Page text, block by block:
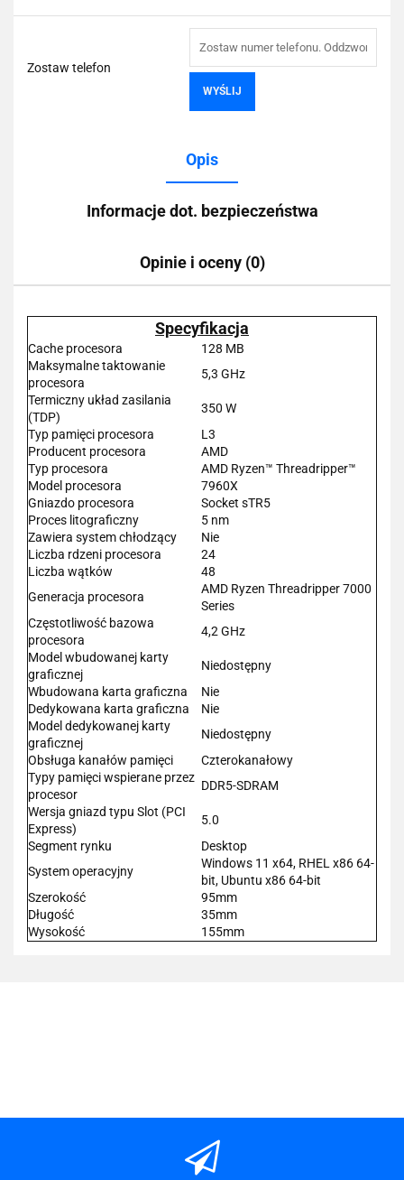
Zostaw telefon
WYŚLIJ
Opis
Informacje dot. bezpieczeństwa
Opinie i oceny (0)
Specyfikacja
Cache procesora
128 MB
Maksymalne taktowanie
procesora
5,3 GHz
Termiczny układ zasilania
(TDP)
350 W
Typ pamięci procesora
L3
Producent procesora
AMD
Typ procesora
AMD Ryzen™ Threadripper™
Model procesora
7960X
Gniazdo procesora
Socket sTR5
Proces litograficzny
5 nm
Zawiera system chłodzący
Nie
Liczba rdzeni procesora
24
Liczba wątków
48
Generacja procesora
AMD Ryzen Threadripper 7000
Series
Częstotliwość bazowa
procesora
4,2 GHz
Model wbudowanej karty
graficznej
Niedostępny
Wbudowana karta graficzna
Nie
Dedykowana karta graficzna
Nie
Model dedykowanej karty
graficznej
Niedostępny
Obsługa kanałów pamięci
Czterokanałowy
Typy pamięci wspierane przez
procesor
DDR5-SDRAM
Wersja gniazd typu Slot (PCI
Express)
5.0
Segment rynku
Desktop
System operacyjny
Windows 11 x64, RHEL x86 64-
bit, Ubuntu x86 64-bit
Szerokość
95mm
Długość
35mm
Wysokość
155mm